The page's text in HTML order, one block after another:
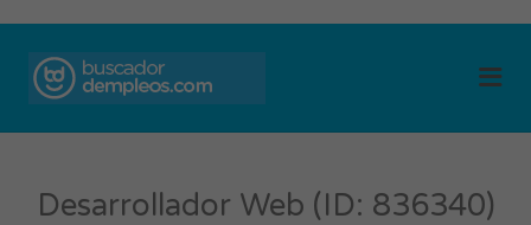
Desarrollador Web (ID: 836340)